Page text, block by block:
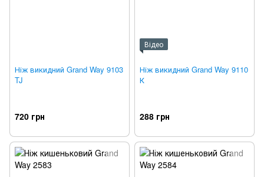
Ніж викидний Grand Way 9103
TJ
720 грн
Відео
Ніж викидний Grand Way 9110
К
288 грн